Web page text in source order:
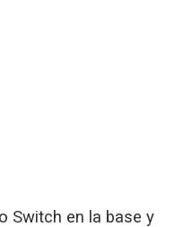
Switch en la base y